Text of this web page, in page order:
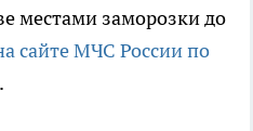
местами заморозки до
сайте МЧС России по
.